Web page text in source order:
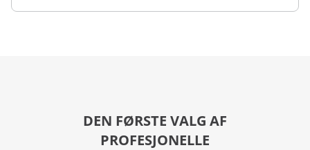
DEN FØRSTE VALG AF
PROFESJONELLE